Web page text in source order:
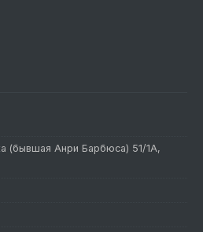
(бывшая Анри Барбюса) 51/1А,